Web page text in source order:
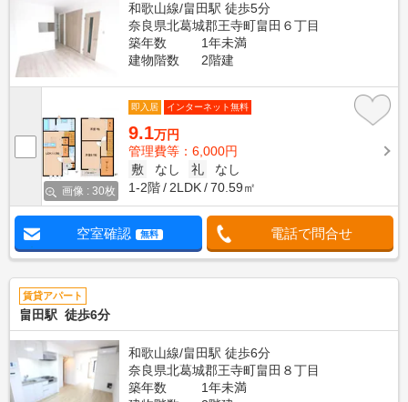
和歌山線/畠田駅 徒歩5分
奈良県北葛城郡王寺町畠田６丁目
築年数
1年未満
建物階数
2階建
画像 : 30枚
即入居 インターネット無料
9.1万円
管理費等：6,000円
敷
なし 礼
なし
1-2階
2LDK 70.59㎡
空室確認 無料 電話で問合せ
賃貸アパート
畠田駅 徒歩6分
和歌山線/畠田駅 徒歩6分
奈良県北葛城郡王寺町畠田８丁目
築年数
1年未満